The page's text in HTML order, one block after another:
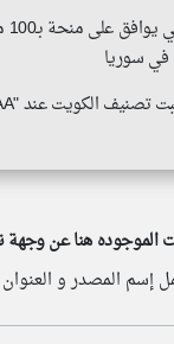
في سوريا
الموجوده هنا عن وجهة
إسم المصدر و العنوان